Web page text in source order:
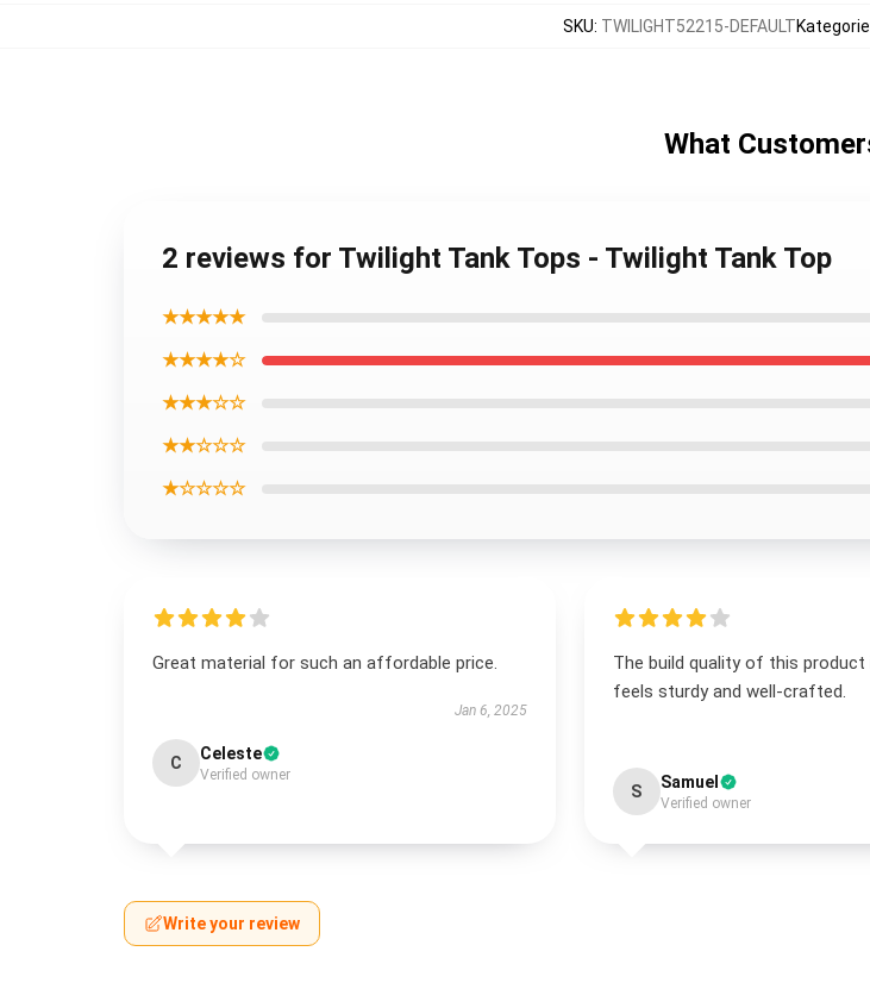
SKU: TWILIGHT52215-DEFAULT
What
2 reviews for Twilight Tank Tops - Twilight Tank Top
★★★★★
★★★★☆
★★★☆☆
★★☆☆☆
★☆☆☆☆
Great material for such an affordable price.
Jan 6, 2025
C Celeste
Verified owner
The build quality of this product
feels sturdy and well-crafted.
S Samuel
Verified owner
Write your review